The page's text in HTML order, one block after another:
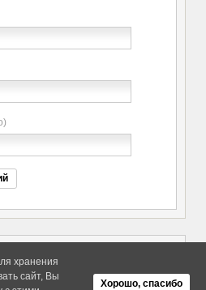
Об Arras WordPress Theme
хранения
сайт, Вы
Хорошо, спасибо